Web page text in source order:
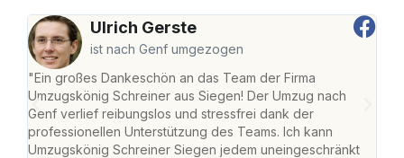
Ulrich Gerste
ist nach Genf umgezogen
"Ein großes Dankeschön an das Team der Firma
Umzugskönig Schreiner aus Siegen! Der Umzug nach
Genf verlief reibungslos und stressfrei dank der
professionellen Unterstützung des Teams. Ich kann
Umzugskönig Schreiner Siegen jedem uneingeschränkt